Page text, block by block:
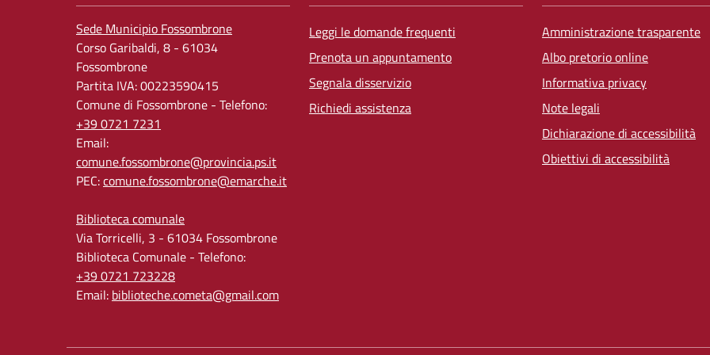
Sede Municipio Fossombrone
Corso Garibaldi, 8 - 61034
Fossombrone
Partita IVA: 00223590415
Comune di Fossombrone - Telefono:
+39 0721 7231
Email:
comune.fossombrone@provincia.ps.it
PEC:comune.fossombrone@emarche.it
Biblioteca comunale
Via Torricelli, 3 - 61034 Fossombrone
Biblioteca Comunale - Telefono:
+39 0721 723228
Email: biblioteche.cometa@gmail.com
Leggi le domande frequenti
Prenota un appuntamento
Segnala disservizio
Richiedi assistenza
Amministrazione trasparente
Albo pretorio online
Informativa privacy
Note legali
Dichiarazione di accessibilità
Obiettivi di accessibilità